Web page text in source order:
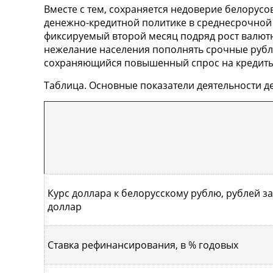
Вместе с тем, сохраняется недоверие
денежно-кредитной политике в
фиксируемый второй месяц подряд рост
нежелание населения пополнять срочные
сохраняющийся повышенный спрос на
Таблица. Основные показатели деятельности
Курс доллара к белорусскому рублю, рублей за
доллар
Ставка рефинансирования, в % годовых